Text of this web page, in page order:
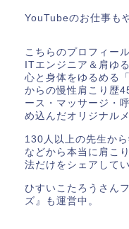
YouTubeのお仕事も
こちらのプロフィー
ITエンジニア＆肩ゆ
心と身体をゆるめる
からの慢性肩こり歴
ース・マッサージ・
め込んだオリジナル
130人以上の先生か
などから本当に肩こ
法だけをシェアしてい
ひすいこたろうさん
ズ』も運営中。